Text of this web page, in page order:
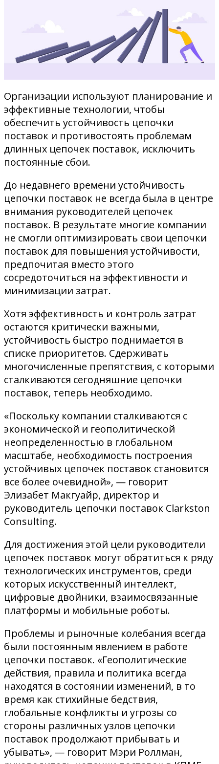
Организации используют планирование и
эффективные технологии, чтобы
обеспечить устойчивость цепочки
поставок и противостоять проблемам
длинных цепочек поставок, исключить
постоянные сбои.
До недавнего времени устойчивость
цепочки поставок не всегда была в центре
внимания руководителей цепочек
поставок. В результате многие компании
не смогли оптимизировать свои цепочки
поставок для повышения устойчивости,
предпочитая вместо этого
сосредоточиться на эффективности и
минимизации затрат.
Хотя эффективность и контроль затрат
остаются критически важными,
устойчивость быстро поднимается в
списке приоритетов. Сдерживать
многочисленные препятствия, с которыми
сталкиваются сегодняшние цепочки
поставок, теперь необходимо.
«Поскольку компании сталкиваются с
экономической и геополитической
неопределенностью в глобальном
масштабе, необходимость построения
устойчивых цепочек поставок становится
все более очевидной», — говорит
Элизабет Макгуайр, директор и
руководитель цепочки поставок Clarkston
Consulting.
Для достижения этой цели руководители
цепочек поставок могут обратиться к ряду
технологических инструментов, среди
которых искусственный интеллект,
цифровые двойники, взаимосвязанные
платформы и мобильные роботы.
Проблемы и рыночные колебания всегда
были постоянным явлением в работе
цепочки поставок. «Геополитические
действия, правила и политика всегда
находятся в состоянии изменений, в то
время как стихийные бедствия,
глобальные конфликты и угрозы со
стороны различных узлов цепочки
поставок продолжают прибывать и
убывать», — говорит Мэри Роллман,